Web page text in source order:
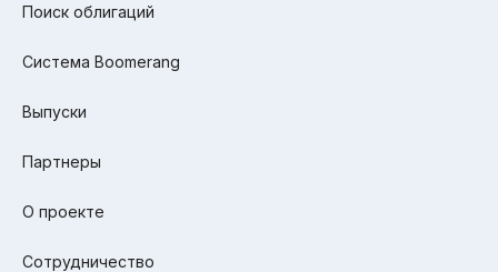
Поиск облигаций
Система Boomerang
Выпуски
Партнеры
О проекте
Сотрудничество